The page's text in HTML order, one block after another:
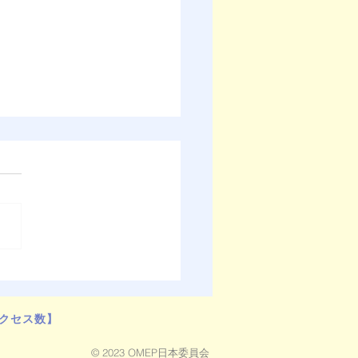
ージ（Farewell-letter）
セス数】
© 2023 OMEP日本委員会